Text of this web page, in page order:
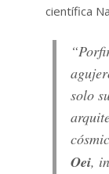
científica
solo
Oei,